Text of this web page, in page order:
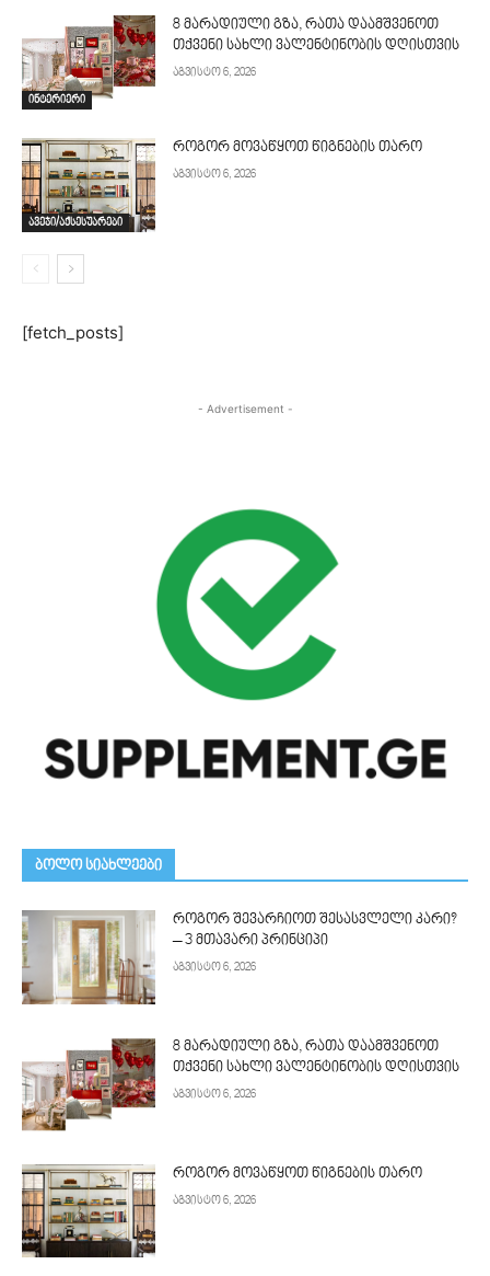
ინტერიერი
8 მარადიული გზა, რათა დაამშვენოთ
თქვენი სახლი ვალენტინობის დღისთვის
აგვისტო 6, 2026
ავეჯი/აქსესუარები
როგორ მოვაწყოთ წიგნების თარო
აგვისტო 6, 2026
[fetch_posts]
- Advertisement -
ᲑᲝᲚᲝ ᲡᲘᲐᲮᲚᲔᲔᲑᲘ
როგორ შევარჩიოთ შესასვლელი კარი?
– 3 მთავარი პრინციპი
აგვისტო 6, 2026
8 მარადიული გზა, რათა დაამშვენოთ
თქვენი სახლი ვალენტინობის დღისთვის
აგვისტო 6, 2026
როგორ მოვაწყოთ წიგნების თარო
აგვისტო 6, 2026